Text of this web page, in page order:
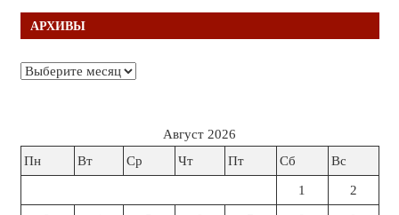
АРХИВЫ
Архивы
Август 2026
Пн
Вт Ср Чт Пт Сб Вс
1 2